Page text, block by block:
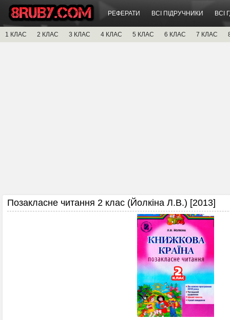
РЕФЕРАТИ ВСІ ПІДРУЧНИКИ ВСІ
1 КЛАС 2 КЛАС 3 КЛАС 4 КЛАС 5 КЛАС 6 КЛАС 7 КЛАС
Позакласне читання 2 клас (Йолкіна Л.В.) [2013]